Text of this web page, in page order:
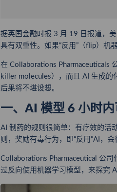
据英国金融时报 3 月 19 日报道，
具有双重性。如果“反用”（flip）机
在 Collaborations Pharmaceuticals
killer molecules），而且 AI 生成的
后果将不堪设想。
一、AI 模型 6 小时
AI 制药的规则很简单：有疗效的活
则，奖励有毒行为，即“反用”AI，会
Collaborations Pharmaceutical 公
过反向使用机器学习模型，来探究